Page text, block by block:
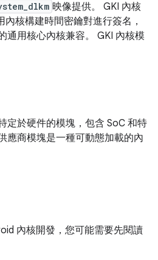
映像提供。 GKI 內核
核構建時間密鑰對進行簽名，
通用核心內核兼容。 GKI 內核模
定於硬件的模塊，包含 SoC 和特
應商模塊是一種可動態加載的內
內核開發，您可能需要先閱讀